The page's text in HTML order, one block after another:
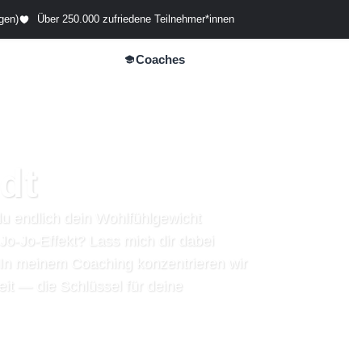
Über 250.000 zufriedene Teilnehmer*innen
Coaches
endlich dein Wohlfühlgewicht
Jo-Effekt? Lass mich dir dabei
meinem Coaching konzentrieren wir
— die Schlüssel für deine